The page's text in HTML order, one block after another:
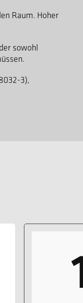
Raum. Hoher
sowohl
3),